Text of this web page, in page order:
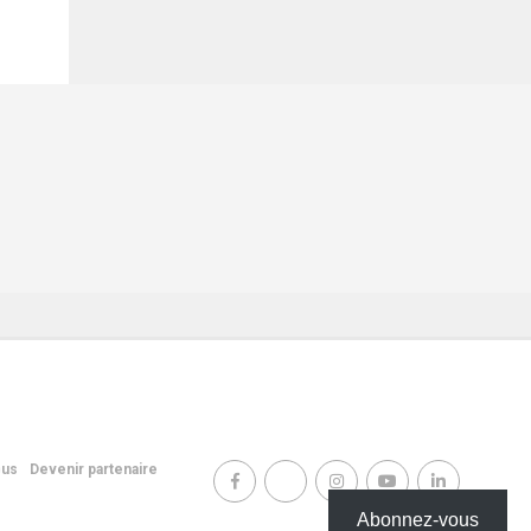
Devenir partenaire
Abonnez-vous